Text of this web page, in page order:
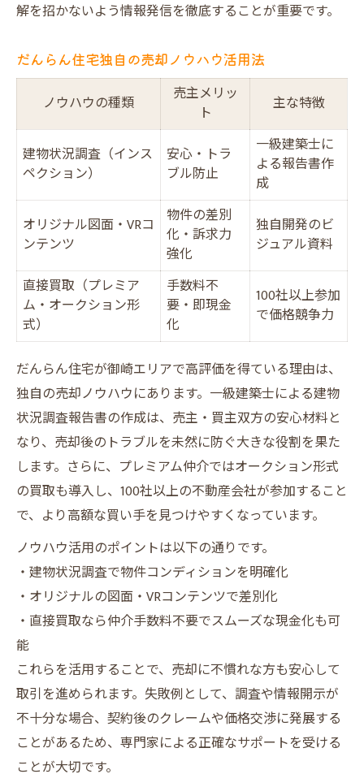
解を招かないよう情報発信を徹底することが重要です。
だんらん住宅独自の売却ノウハウ活用法
ノウハウの種類
売主メリッ
ト
主な特徴
建物状況調査（インス
ペクション）
安心・トラ
ブル防止
一級建築士に
よる報告書作
成
オリジナル図面・VRコ
ンテンツ
物件の差別
化・訴求力
強化
独自開発のビ
ジュアル資料
直接買取（プレミア
ム・オークション形
式）
手数料不
要・即現金
化
100社以上参加
で価格競争力
だんらん住宅が御崎エリアで高評価を得ている理由は、
独自の売却ノウハウにあります。一級建築士による建物
状況調査報告書の作成は、売主・買主双方の安心材料と
なり、売却後のトラブルを未然に防ぐ大きな役割を果た
します。さらに、プレミアム仲介ではオークション形式
の買取も導入し、100社以上の不動産会社が参加すること
で、より高額な買い手を見つけやすくなっています。
ノウハウ活用のポイントは以下の通りです。
・建物状況調査で物件コンディションを明確化
・オリジナルの図面・VRコンテンツで差別化
・直接買取なら仲介手数料不要でスムーズな現金化も可
能
これらを活用することで、売却に不慣れな方も安心して
取引を進められます。失敗例として、調査や情報開示が
不十分な場合、契約後のクレームや価格交渉に発展する
ことがあるため、専門家による正確なサポートを受ける
ことが大切です。